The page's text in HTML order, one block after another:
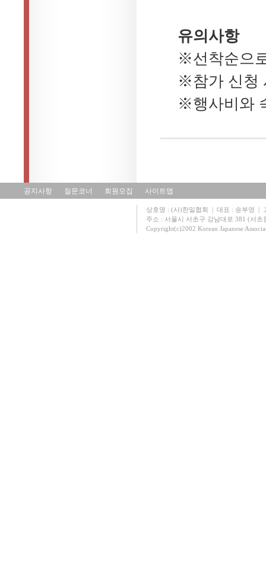
유의사항
※선착순으
※참가 신청
※행사비와
공지사항 질문코너 회원모집 사이트맵
상호명 : (사)한일협회 | 대표 : 송부영 |
주소 : 서울시 서초구 강남대로 381 (서
Copyright(c)2002 Korean Japanese